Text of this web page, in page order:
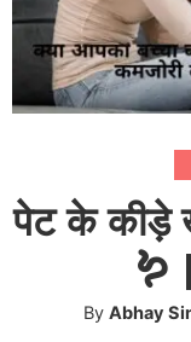
पेट के कीड़े
🪱
By Abhay